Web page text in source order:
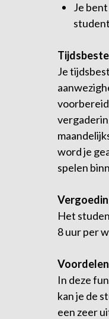
Je
Je
word je
spelen
Het
8 uur per
Voordelen
In deze
kan je de
een zeer